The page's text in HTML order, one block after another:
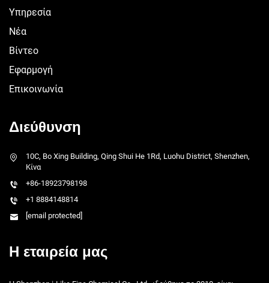
Υπηρεσία
Νέα
Βίντεο
Εφαρμογή
Επικοινωνία
Διεύθυνση
10C, Bo Xing Building, Qing Shui He 1Rd, Luohu District, Shenzhen,
Κίνα
+86-18923798198
+1 8884148814
[email protected]
Η εταιρεία μας